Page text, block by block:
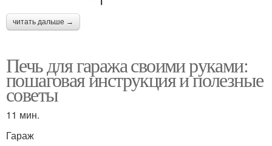
читать дальше →
Печь для гаража своими руками:
пошаговая инструкция и полезные
советы
11 мин.
Гараж